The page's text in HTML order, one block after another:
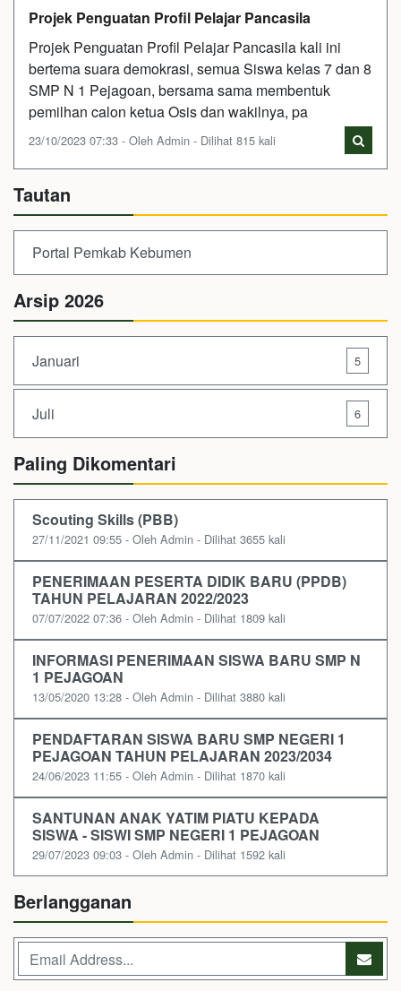
Projek Penguatan Profil Pelajar Pancasila
Projek Penguatan Profil Pelajar Pancasila kali ini
bertema suara demokrasi, semua Siswa kelas 7 dan 8
SMP N 1 Pejagoan, bersama sama membentuk
pemilhan calon ketua Osis dan wakilnya, pa
23/10/2023 07:33 - Oleh Admin - Dilihat 815 kali
Tautan
Portal Pemkab Kebumen
Arsip 2026
Januari 5
Juli 6
Paling Dikomentari
Scouting Skills (PBB)
27/11/2021 09:55 - Oleh Admin - Dilihat 3655 kali
PENERIMAAN PESERTA DIDIK BARU (PPDB)
TAHUN PELAJARAN 2022/2023
07/07/2022 07:36 - Oleh Admin - Dilihat 1809 kali
INFORMASI PENERIMAAN SISWA BARU SMP N
1 PEJAGOAN
13/05/2020 13:28 - Oleh Admin - Dilihat 3880 kali
PENDAFTARAN SISWA BARU SMP NEGERI 1
PEJAGOAN TAHUN PELAJARAN 2023/2034
24/06/2023 11:55 - Oleh Admin - Dilihat 1870 kali
SANTUNAN ANAK YATIM PIATU KEPADA
SISWA - SISWI SMP NEGERI 1 PEJAGOAN
29/07/2023 09:03 - Oleh Admin - Dilihat 1592 kali
Berlangganan